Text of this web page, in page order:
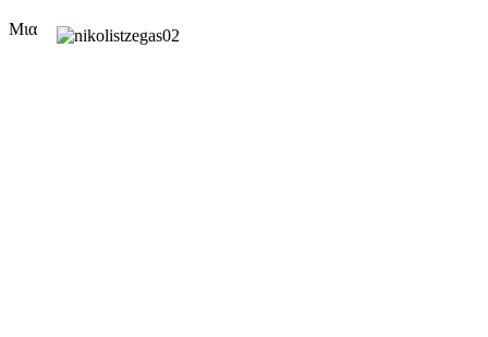
Μια